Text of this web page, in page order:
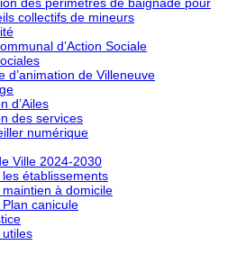
collectifs de mineurs
d’Action Sociale
d’animation de Villeneuve
d’Ailes
des services
numérique
Ville 2024-2030
établissements
à domicile
canicule